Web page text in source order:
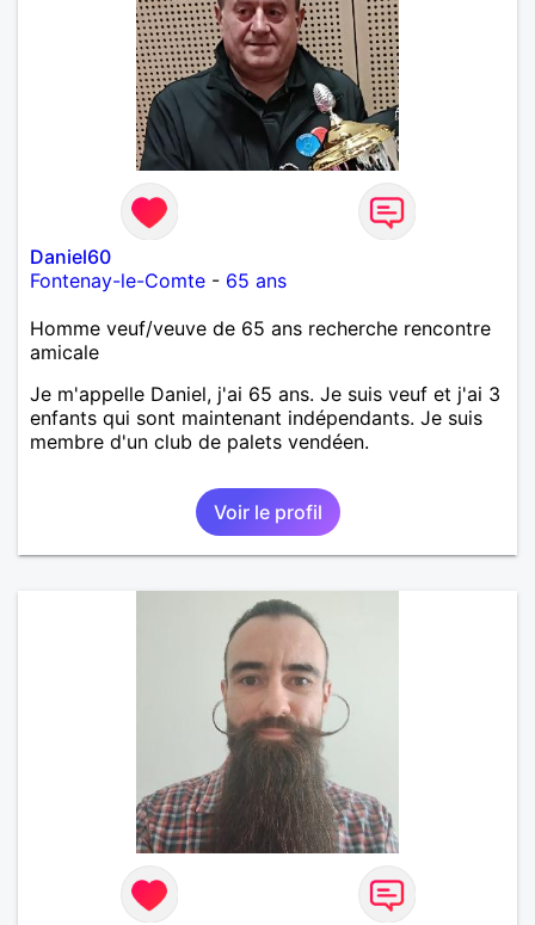
Daniel60
Fontenay-le-Comte - 65 ans
Homme veuf/veuve de 65 ans recherche rencontre
amicale
Je m'appelle Daniel, j'ai 65 ans. Je suis veuf et j'ai 3
enfants qui sont maintenant indépendants. Je suis
membre d'un club de palets vendéen.
Voir le profil